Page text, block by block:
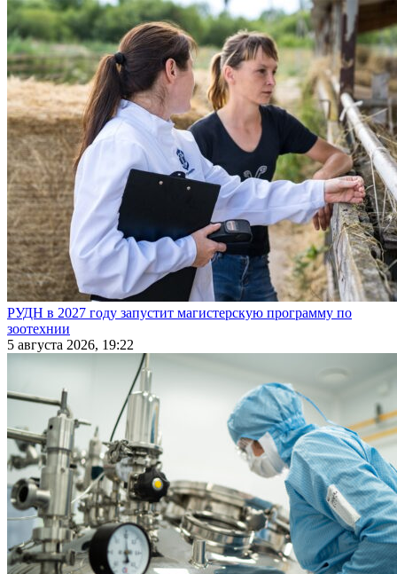
РУДН в 2027 году запустит магистерскую программу по
зоотехнии
5 августа 2026, 19:22